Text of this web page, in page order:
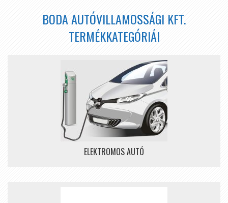
BODA AUTÓVILLAMOSSÁGI KFT.
TERMÉKKATEGÓRIÁI
ELEKTROMOS AUTÓ